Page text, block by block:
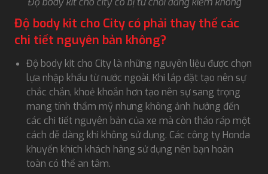
Độ body kit cho City có phải thay thế các
chi tiết nguyên bản không?
Độ body kit cho City là những nguyên liệu được chọn
lựa nhập khẩu từ nước ngoài. Khi lắp đặt tạo nên sự
chắc chắn, khoẻ khoắn hơn tạo nên sự sang trọng
mang tính thẩm mỹ nhưng không ảnh hưởng đến
các chi tiết nguyên bản của xe mà còn tháo ráp một
cách dễ dàng khi không sử dụng. Các công ty Honda
khuyến khích khách hàng sử dụng nên bạn hoàn
toàn có thể an tâm.